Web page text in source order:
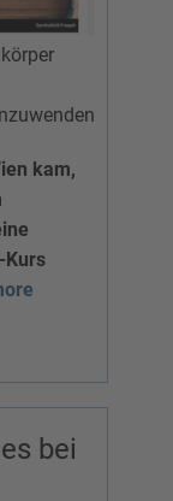
kam,
Kurs
bei